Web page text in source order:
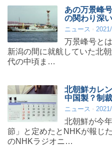
あの万景峰
の関わり深
ニュース
万景峰号と
新潟の間に就航していた北
代の中頃ま…
北朝鮮カレ
中国製？制
ニュース
北朝鮮が今
節」と定めたとNHKが報じ
のNHKラジオニ…